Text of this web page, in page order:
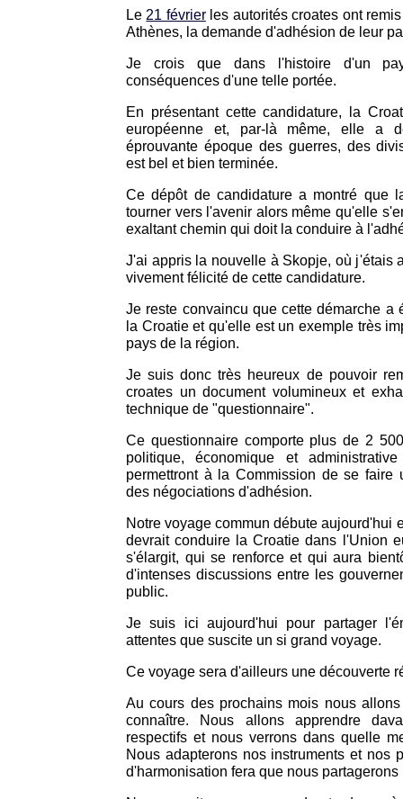
Le 21 févrierles autorités croates ont
Athènes, la demande d'adhésion de leur
Je crois que dans l'histoire d'un
conséquences d'une telle portée.
En présentant cette candidature, la
européenne et, par-là même, elle a
éprouvante époque des guerres, des
est bel et bien terminée.
Ce dépôt de candidature a montré que
tourner vers l'avenir alors même qu'elle
exaltant chemin qui doit la conduire à
J'ai appris la nouvelle à Skopje, où j'étais
vivement félicité de cette candidature.
Je reste convaincu que cette démarche a
la Croatie et qu'elle est un exemple très
pays de la région.
Je suis donc très heureux de pouvoir
croates un document volumineux et
technique de "questionnaire".
Ce questionnaire comporte plus de 2
politique, économique et
permettront à la Commission de se faire
des négociations d'adhésion.
Notre voyage commun débute aujourd'hui
devrait conduire la Croatie dans l'Union
s'élargit, qui se renforce et qui aura
d'intenses discussions entre les
public.
Je suis ici aujourd'hui pour partager
attentes que suscite un si grand voyage.
Ce voyage sera d'ailleurs une découverte
Au cours des prochains mois nous
connaître. Nous allons apprendre
respectifs et nous verrons dans quelle
Nous adapterons nos instruments et nos
d'harmonisation fera que nous